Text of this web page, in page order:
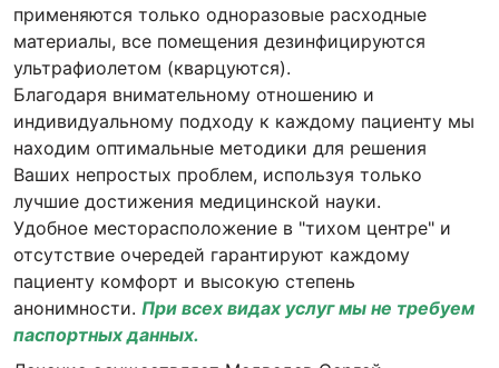
применяются только одноразовые расходные
материалы, все помещения дезинфицируются
ультрафиолетом (кварцуются).
Благодаря внимательному отношению и
индивидуальному подходу к каждому пациенту мы
находим оптимальные методики для решения
Ваших непростых проблем, используя только
лучшие достижения медицинской науки.
Удобное месторасположение в "тихом центре" и
отсутствие очередей гарантируют каждому
пациенту комфорт и высокую степень
анонимности. При всех видах услуг мы не требуем
паспортных данных.